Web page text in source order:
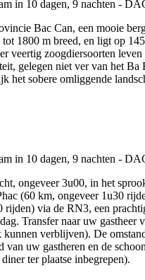
Bac Can, een mooie
1800 m breed, en ligt op
veertig zoogdiersoorten
gelegen niet ver van het
het sobere omliggende
ongeveer 3u00, in het
(60 km, ongeveer 1u30
via de RN3, een
Transfer naar uw
verblijven). De
van uw gastheren en de
ter plaatse inbegrepen).